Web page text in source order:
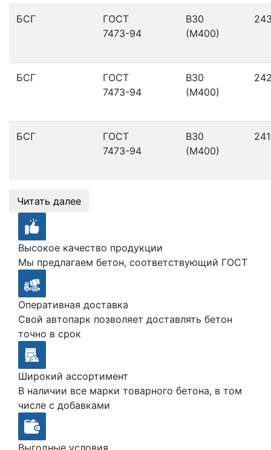
БСГ
ГОСТ
7473-94
В30
(М400)
БСГ
ГОСТ
7473-94
В30
(М400)
БСГ
ГОСТ
7473-94
В30
(М400)
Читать далее
Высокое качество продукции
Мы предлагаем бетон, соответствующий ГОСТ
Оперативная доставка
Свой автопарк позволяет доставлять бетон
точно в срок
Широкий ассортимент
В наличии все марки товарного бетона, в том
числе с добавками
Выгодные условия